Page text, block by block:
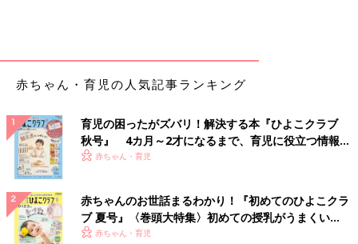
赤ちゃん・育児の人気記事ランキング
育児の困ったがズバリ！解決する本『ひよこクラブ
秋号』 4カ月～2才になるまで、育児に役立つ情報が
いっぱい！
赤ちゃん・育児
赤ちゃんのお世話まるわかり！『初めてのひよこクラ
ブ 夏号』〈巻頭大特集〉初めての授乳がうまくい
く！ おっぱい・ミルクの基本と夏のトラブル 解決テ
赤ちゃん・育児